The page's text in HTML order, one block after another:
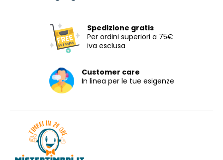
Spedizione gratis
Per ordini superiori a 75€
iva esclusa
Customer care
In linea per le tue esigenze